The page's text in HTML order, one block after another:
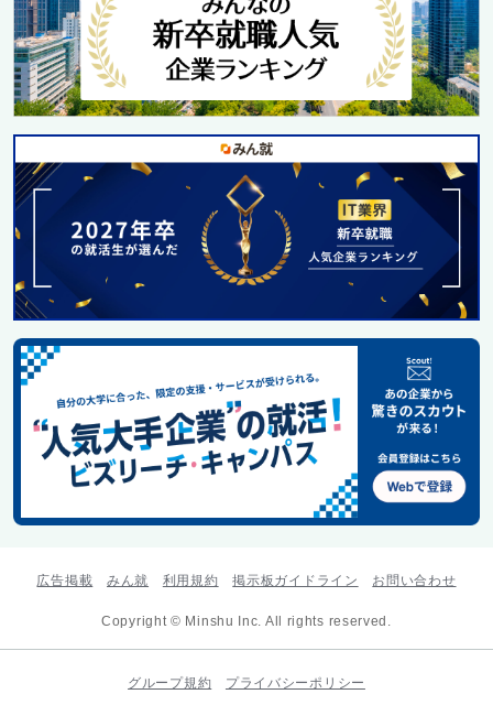
広告掲載 みん就 利用規約 掲示板ガイドライン お問い合わせ
Copyright © Minshu Inc. All rights reserved.
グループ規約 プライバシーポリシー